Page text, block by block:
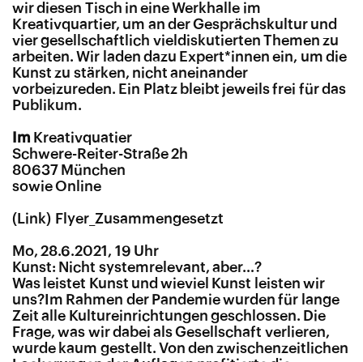
wir diesen Tisch in eine Werkhalle im
Kreativquartier, um an der Gesprächskultur und
vier gesellschaftlich vieldiskutierten Themen zu
arbeiten. Wir laden dazu Expert*innen ein, um die
Kunst zu stärken, nicht aneinander
vorbeizureden. Ein Platz bleibt jeweils frei für das
Publikum.
Im Kreativquatier
Schwere-Reiter-Straße 2h
80637 München
sowie Online
Flyer_Zusammengesetzt
Mo, 28.6.2021, 19 Uhr
Kunst: Nicht systemrelevant, aber…?
Was leistet Kunst und wieviel Kunst leisten wir
uns?Im Rahmen der Pandemie wurden für lange
Zeit alle Kultureinrichtungen geschlossen. Die
Frage, was wir dabei als Gesellschaft verlieren,
wurde kaum gestellt. Von den zwischenzeitlichen